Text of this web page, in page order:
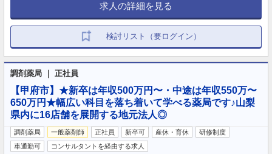
求人の詳細を見る
検討リスト（要ログイン）
調剤薬局 ｜ 正社員
【甲府市】★新卒は年収500万円〜・中途は年収550万〜
650万円★幅広い科目を落ち着いて学べる薬局です♪山梨
県内に16店舗を展開する地元法人◎
調剤薬局 一般薬剤師 正社員 新卒可 産休・育休
研修制度
車通勤可
コンサルタントを経由する求人